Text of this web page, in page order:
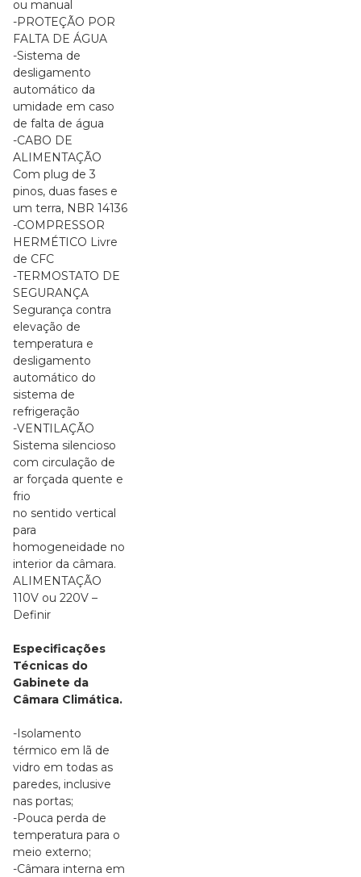
ou manual
-PROTEÇÃO POR
FALTA DE ÁGUA
-Sistema de
desligamento
automático da
umidade em caso
de falta de água
-CABO DE
ALIMENTAÇÃO
Com plug de 3
pinos, duas fases e
um terra, NBR 14136
-COMPRESSOR
HERMÉTICO Livre
de CFC
-TERMOSTATO DE
SEGURANÇA
Segurança contra
elevação de
temperatura e
desligamento
automático do
sistema de
refrigeração
-VENTILAÇÃO
Sistema silencioso
com circulação de
ar forçada quente e
frio
no sentido vertical
para
homogeneidade no
interior da câmara.
ALIMENTAÇÃO
110V ou 220V –
Definir
Especificações
Técnicas do
Gabinete da
Câmara Climática.
-Isolamento
térmico em lã de
vidro em todas as
paredes, inclusive
nas portas;
-Pouca perda de
temperatura para o
meio externo;
-Câmara interna em